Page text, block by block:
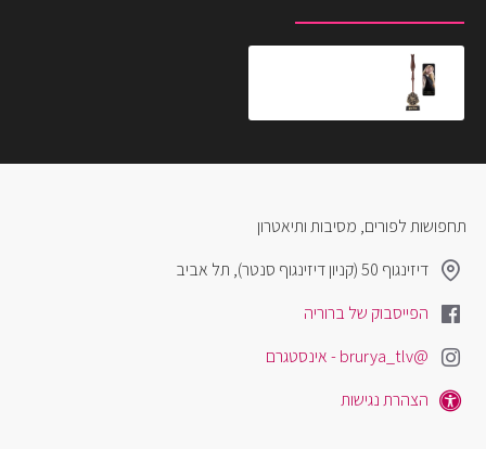
תחפושות לפורים, מסיבות ותיאטרון
דיזינגוף 50 (קניון דיזינגוף סנטר), תל אביב
הפייסבוק של ברוריה
@brurya_tlv - אינסטגרם
הצהרת נגישות